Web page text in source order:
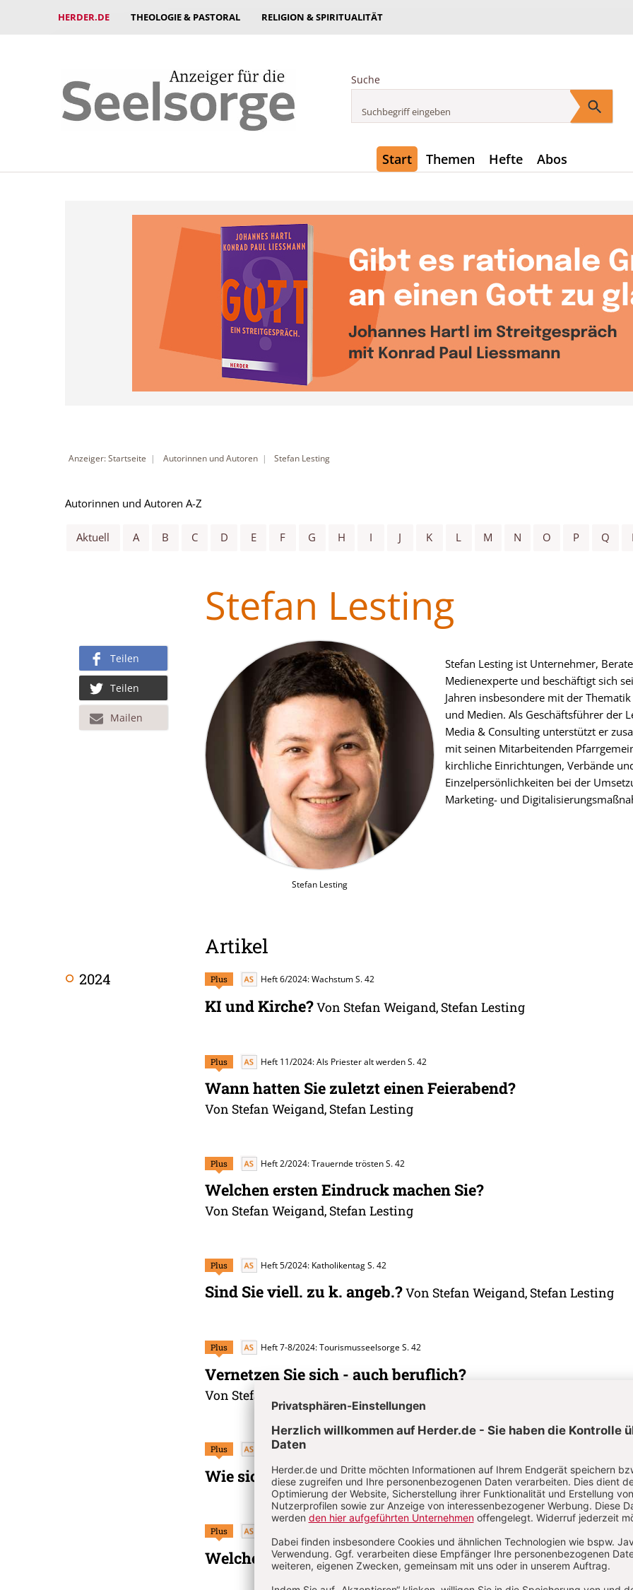
HERDER.DE THEOLOGIE & PASTORAL RELIGION & SPIRITUALITÄT
Suche
Start Themen Hefte Abos
Anzeiger: Startseite Autorinnen und Autoren Stefan Lesting
Autorinnen und Autoren A-Z
Aktuell A B C D E F G H I J K L M N O P Q
Stefan Lesting
Stefan Lesting
Stefan Lesting ist Unternehmer,
Medienexperte und beschäftigt sich
Jahren insbesondere mit der
und Medien. Als Geschäftsführer der
Media & Consulting unterstützt er
mit seinen Mitarbeitenden
kirchliche Einrichtungen, Verbände
Einzelpersönlichkeiten bei der
Marketing- und
Teilen
Teilen
Mailen
Artikel
2024 Plus Heft 6/2024: Wachstum S. 42
KI und Kirche? Von Stefan Weigand, Stefan Lesting
Plus Heft 11/2024: Als Priester alt werden S. 42
Wann hatten Sie zuletzt einen Feierabend?
Von Stefan Weigand, Stefan Lesting
Plus Heft 2/2024: Trauernde trösten S. 42
Welchen ersten Eindruck machen Sie?
Von Stefan Weigand, Stefan Lesting
Plus Heft 5/2024: Katholikentag S. 42
Sind Sie viell. zu k. angeb.? Von Stefan Weigand, Stefan Lesting
Plus Heft 7-8/2024: Tourismusseelsorge S. 42
Vernetzen Sie sich - auch beruflich?
Von Stefan Weigand, Stefan Lesting
Plus Heft 4/2024: Kreuz und Auferstehung
Wie sicher sind Sie aufgestellt? Von Stefan Weigand, Stefan
Plus
Welche Musik wünschen Sie sich? Von Stefan Weigand, Stefan